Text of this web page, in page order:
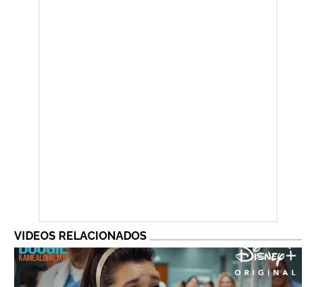
VIDEOS RELACIONADOS